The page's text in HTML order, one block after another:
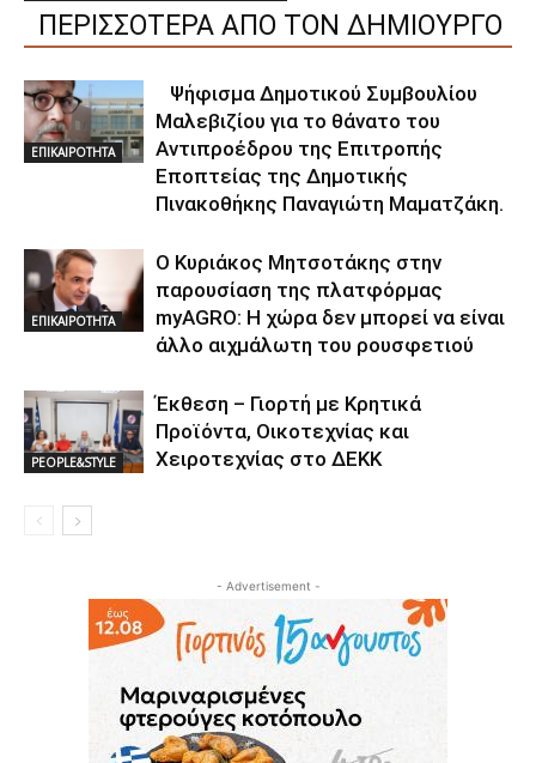
ΠΕΡΙΣΣΟΤΕΡΑ ΑΠΟ ΤΟΝ ΔΗΜΙΟΥΡΓΟ
ΕΠΙΚΑΙΡΟΤΗΤΑ
Ψήφισμα Δημοτικού Συμβουλίου
Μαλεβιζίου για το θάνατο του
Αντιπροέδρου της Επιτροπής
Εποπτείας της Δημοτικής
Πινακοθήκης Παναγιώτη Μαματζάκη.
ΕΠΙΚΑΙΡΟΤΗΤΑ
Ο Κυριάκος Μητσοτάκης στην
παρουσίαση της πλατφόρμας
myAGRO: Η χώρα δεν μπορεί να είναι
άλλο αιχμάλωτη του ρουσφετιού
PEOPLE&STYLE
Έκθεση – Γιορτή με Κρητικά
Προϊόντα, Οικοτεχνίας και
Χειροτεχνίας στο ΔΕΚΚ
- Advertisement -